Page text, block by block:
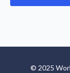
© 2025